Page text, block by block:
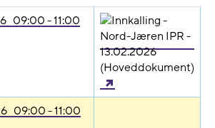
09:00 - 11:00
09:00 - 11:00